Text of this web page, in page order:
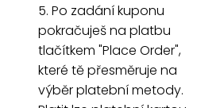
5. Po zadání kuponu
pokračuješ na platbu
tlačítkem "Place Order",
které tě přesměruje na
výběr platební metody.